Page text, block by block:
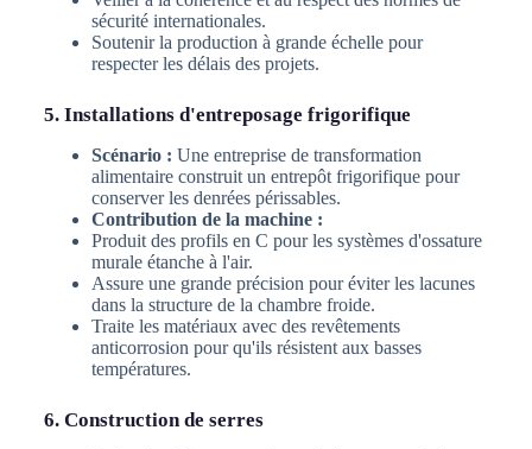
sécurité internationales.
Soutenir la production à grande échelle pour
respecter les délais des projets.
5. Installations d'entreposage frigorifique
Scénario : Une entreprise de transformation
alimentaire construit un entrepôt frigorifique pour
conserver les denrées périssables.
Contribution de la machine :
Produit des profils en C pour les systèmes d'ossature
murale étanche à l'air.
Assure une grande précision pour éviter les lacunes
dans la structure de la chambre froide.
Traite les matériaux avec des revêtements
anticorrosion pour qu'ils résistent aux basses
températures.
6. Construction de serres